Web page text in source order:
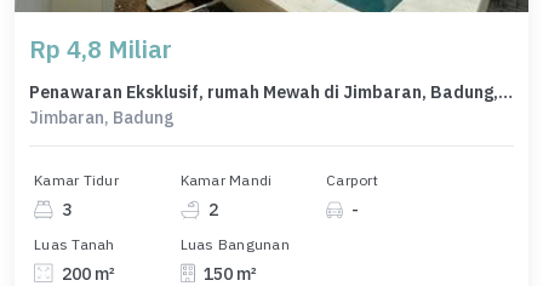
Rp 4,8 Miliar
Penawaran Eksklusif, rumah Mewah di Jimbaran, Badung, LB 150m²
Jimbaran, Badung
Kamar Tidur
3
Kamar Mandi
2
Carport
-
Luas Tanah
200 m²
Luas Bangunan
150 m²